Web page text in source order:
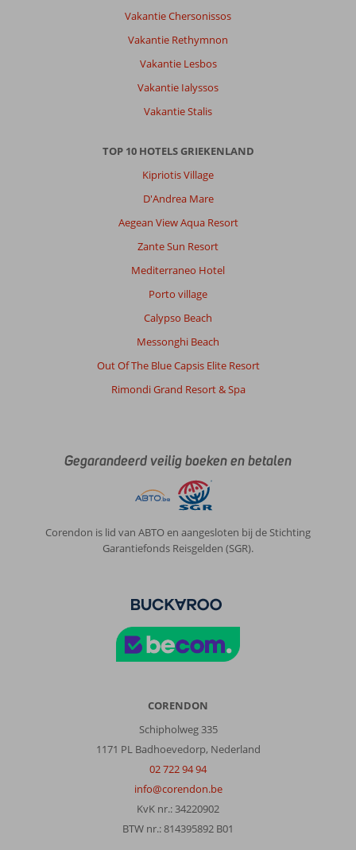
Vakantie Chersonissos
Vakantie Rethymnon
Vakantie Lesbos
Vakantie Ialyssos
Vakantie Stalis
TOP 10 HOTELS GRIEKENLAND
Kipriotis Village
D'Andrea Mare
Aegean View Aqua Resort
Zante Sun Resort
Mediterraneo Hotel
Porto village
Calypso Beach
Messonghi Beach
Out Of The Blue Capsis Elite Resort
Rimondi Grand Resort & Spa
Gegarandeerd veilig boeken en betalen
Corendon is lid van ABTO en aangesloten bij de Stichting
Garantiefonds Reisgelden (SGR).
CORENDON
Schipholweg 335
1171 PL Badhoevedorp, Nederland
02 722 94 94
info@corendon.be
KvK nr.: 34220902
BTW nr.: 814395892 B01